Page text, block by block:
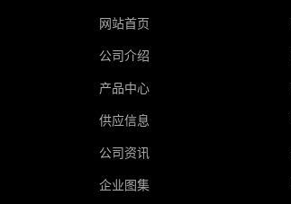
网站首页
公司介绍
产品中心
供应信息
公司资讯
企业图集